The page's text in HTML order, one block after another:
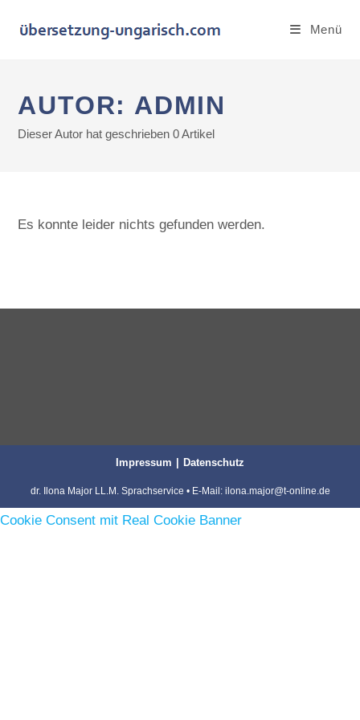
Menü
AUTOR: ADMIN
Dieser Autor hat geschrieben 0 Artikel
Es konnte leider nichts gefunden werden.
Impressum Datenschutz
dr. Ilona Major LL.M. Sprachservice • E-Mail: ilona.major@t-online.de
Cookie Consent mit Real Cookie Banner